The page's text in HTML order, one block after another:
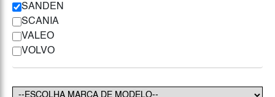
SANDEN
SCANIA
VALEO
VOLVO